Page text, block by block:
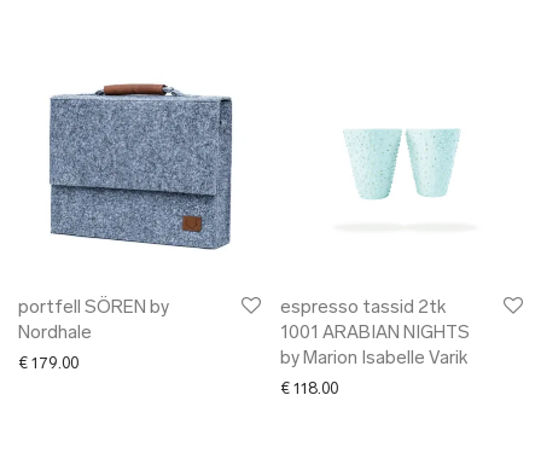
portfell SÖREN by
Nordhale
€ 179.00
espresso tassid 2tk
1001 ARABIAN NIGHTS
by Marion Isabelle Varik
€ 118.00